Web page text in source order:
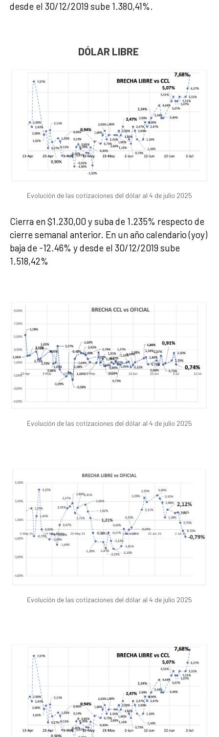
desde el 30/12/2019 sube 1.380,41%.
DÓLAR LIBRE
Evolución de las cotizaciones del dólar al 4 de julio 2025
Cierra en $1.230,00 y suba de 1.235% respecto de
cierre semanal anterior. En un año calendario (yoy)
baja de -12.46% y desde el 30/12/2019 sube
1.518,42%
Evolución de las cotizaciones del dólar al 4 de julio 2025
Evolución de las cotizaciones del dólar al 4 de julio 2025